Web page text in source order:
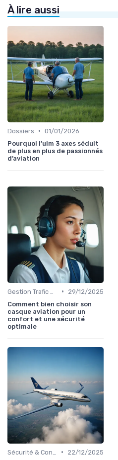
À lire aussi
Dossiers • 01/01/2026
Pourquoi l’ulm 3 axes séduit
de plus en plus de passionnés
d’aviation
•
29/12/2025
Comment bien choisir son
casque aviation pour un
confort et une sécurité
optimale
•
22/12/2025